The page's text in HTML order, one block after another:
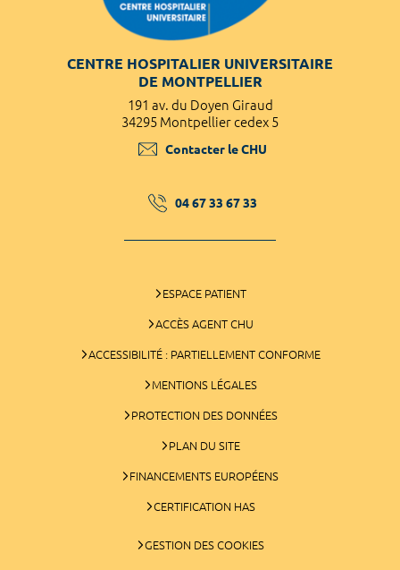
CENTRE HOSPITALIER UNIVERSITAIRE
DE MONTPELLIER
191 av. du Doyen Giraud
34295 Montpellier cedex 5
Contacter le CHU
04 67 33 67 33
ESPACE PATIENT
ACCÈS AGENT CHU
ACCESSIBILITÉ : PARTIELLEMENT CONFORME
MENTIONS LÉGALES
PROTECTION DES DONNÉES
PLAN DU SITE
FINANCEMENTS EUROPÉENS
CERTIFICATION HAS
GESTION DES COOKIES